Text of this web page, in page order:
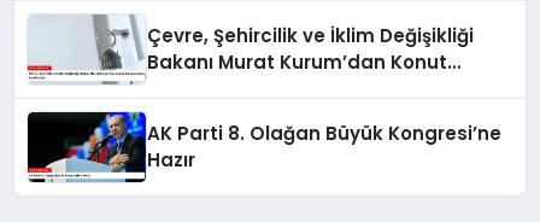
Çevre, Şehircilik ve İklim Değişikliği
Bakanı Murat Kurum’dan Konut
AK Parti 8. Olağan Büyük Kongresi’ne
Hazır